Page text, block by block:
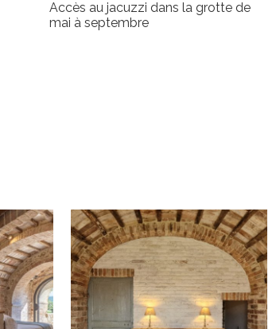
Accès au jacuzzi dans la grotte de
mai à septembre